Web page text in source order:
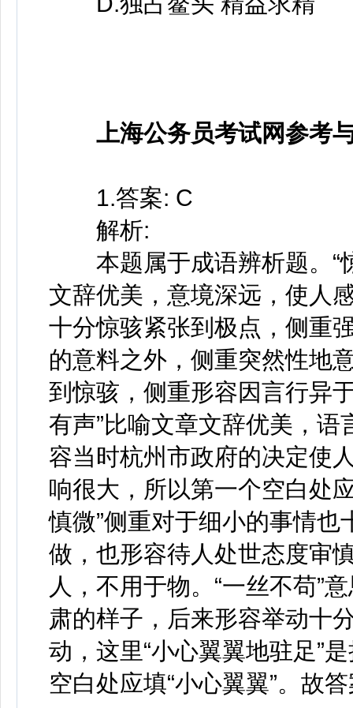
上海公务员考试网参考
1.答案: C
解析:
本题属于成语辨析题。“
文辞优美，意境深远，使人
十分惊骇紧张到极点，侧重
的意料之外，侧重突然性地
到惊骇，侧重形容因言行异
有声”比喻文章文辞优美，
容当时杭州市政府的决定使
响很大，所以第一个空白处
慎微”侧重对于细小的事情
做，也形容待人处世态度审
人，不用于物。“一丝不苟”
肃的样子，后来形容举动十
动，这里“小心翼翼地驻足”
空白处应填“小心翼翼”。故